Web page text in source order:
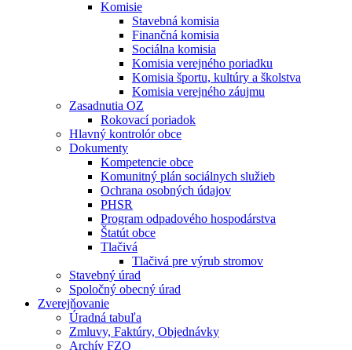
Komisie
Stavebná komisia
Finančná komisia
Sociálna komisia
Komisia verejného poriadku
Komisia športu, kultúry a školstva
Komisia verejného záujmu
Zasadnutia OZ
Rokovací poriadok
Hlavný kontrolór obce
Dokumenty
Kompetencie obce
Komunitný plán sociálnych služieb
Ochrana osobných údajov
PHSR
Program odpadového hospodárstva
Štatút obce
Tlačivá
Tlačivá pre výrub stromov
Stavebný úrad
Spoločný obecný úrad
Zverejňovanie
Úradná tabuľa
Zmluvy, Faktúry, Objednávky
Archív FZO